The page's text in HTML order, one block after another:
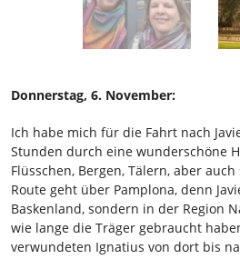
Donnerstag, 6. November:
Ich habe mich für die Fahrt nach
Stunden durch eine wunderschöne
Flüsschen, Bergen, Tälern, aber
Route geht über Pamplona, denn
Baskenland, sondern in der Region
wie lange die Träger gebraucht
verwundeten Ignatius von dort bis